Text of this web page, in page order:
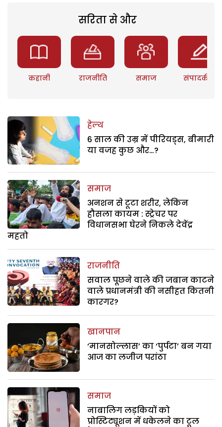
सरिता से और
कहानी राजनीति समाज संपादकीय
हेल्थ
6 साल की उम्र में पीरियड्स, बीमारी
या वजह कुछ और…?
समाज
अनशन से टूटा शरीर, लेकिन
हौसला कायम : स्ट्रेचर पर
विधानसभा घेरने निकले देवेंद्र
महतो
राजनीति
सवाल पूछने वाले की जबान काटने
वाले प्रधानमंत्री की नसीहत कितनी
कारगर?
खानपान
‘मानसोल्लास’ का ‘पुर्पटा’ बन गया
आज का लजीज परांठा
समाज
नाबालिग लड़कियों को
प्रोस्टिट्यूशन में धकेलने का टूल